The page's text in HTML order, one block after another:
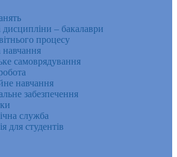
дисципліни – бакалаври
процесу
навчання
самоврядування
навчання
забезпечення
служба
для студентів